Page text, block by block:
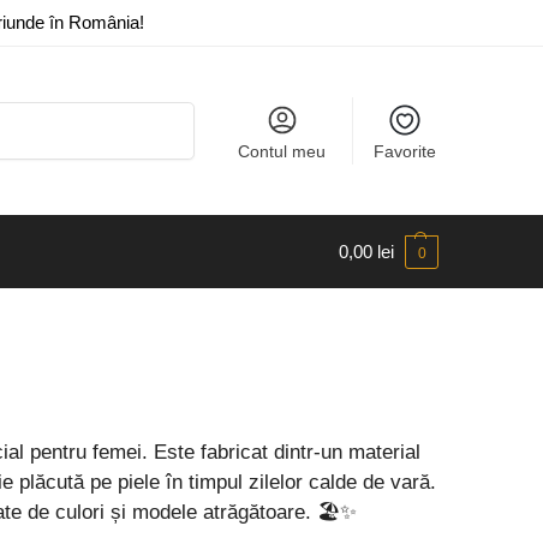
în România!
Contul meu Favorite
0,00 lei 0
pentru femei. Este fabricat dintr-un material
plăcută pe piele în timpul zilelor calde de vară.
de culori și modele atrăgătoare. 🏖✨